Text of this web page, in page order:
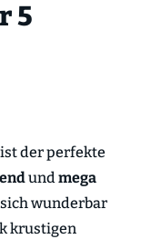
5
der perfekte
undmega
wunderbar
krustigen